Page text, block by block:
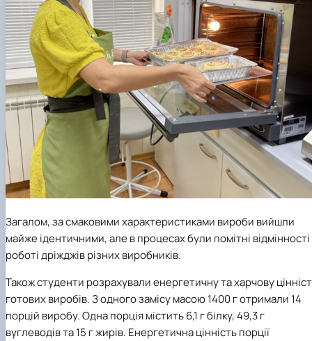
Загалом, за смаковими характеристиками вироби вийшли
майже ідентичними, але в процесах були помітні відмінності
роботі дріжджів різних виробників.
Також студенти розрахували енергетичну та харчову
готових виробів. З одного замісу масою 1400 г отримали 14
порцій виробу. Одна порція містить 6,1 г білку, 49,3 г
вуглеводів та 15 г жирів. Енергетична цінність порції